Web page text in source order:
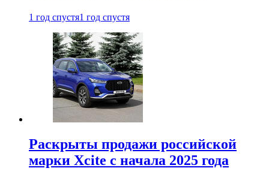
1 год спустя1 год спустя
Раскрыты продажи российской
марки Xcite с начала 2025 года